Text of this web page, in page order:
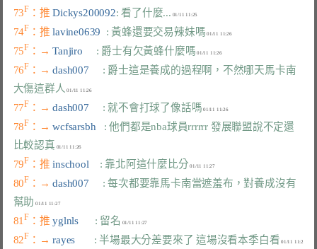
73F ：推 Dickys200092: 看了什麼...
74F ：推 lavine0639 : 黃蜂還要交易辣妹嗎 01/11 11:26
75F ：→ Tanjiro : 爵士有欠黃蜂什麼嗎 01/11 11:26
76F ：→ dash007 : 爵士這是養成的過程啊，不然哪天馬卡南
大傷這群人
01/11 11:26
77F ：→ dash007 : 就不會打球了像話嗎 01/11 11:26
78F ：→ wcfsarsbh : 他們都是nba球員rrrrrr 發展聯盟說不定還
比較認真
79F ：推 inschool : 靠北阿這什麼比分 01/11 11:27
80F ：→ dash007 : 每次都要靠馬卡南當遮羞布，對養成沒有
幫助
01/11 11:27
81F ：推 yglnls : 留名
82F ：→ rayes : 半場最大分差要來了 這場沒看本季白看 01/11 11:2